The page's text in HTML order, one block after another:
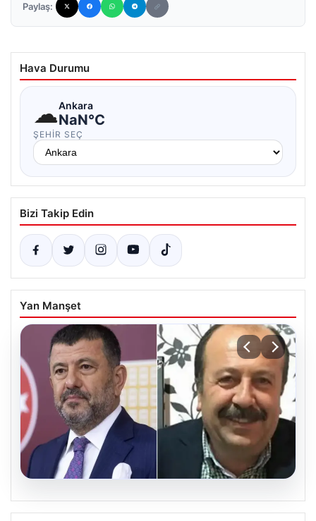
Paylaş:
Hava Durumu
☁Ankara
NaN°C
ŞEHIR SEÇ
Bizi Takip Edin
Yan Manşet
06.08.2026
Veli Ağbaba’nın ağabeyi Hür Ağbaba